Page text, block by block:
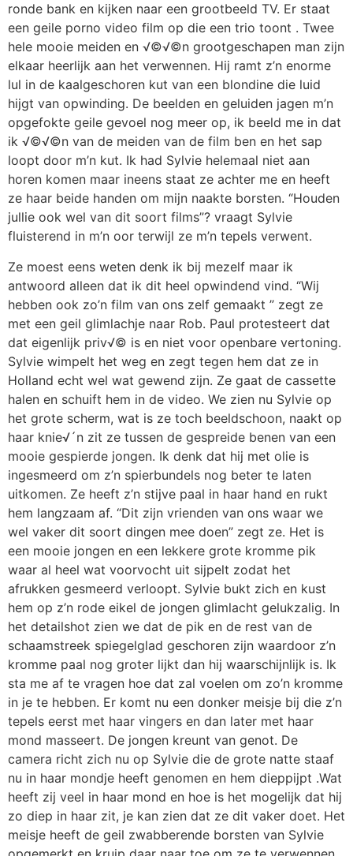
ronde bank en kijken naar een grootbeeld TV. Er staat
een geile porno video film op die een trio toont . Twee
hele mooie meiden en √©√©n grootgeschapen man zijn
elkaar heerlijk aan het verwennen. Hij ramt z’n enorme
lul in de kaalgeschoren kut van een blondine die luid
hijgt van opwinding. De beelden en geluiden jagen m’n
opgefokte geile gevoel nog meer op, ik beeld me in dat
ik √©√©n van de meiden van de film ben en het sap
loopt door m’n kut. Ik had Sylvie helemaal niet aan
horen komen maar ineens staat ze achter me en heeft
ze haar beide handen om mijn naakte borsten. “Houden
jullie ook wel van dit soort films”? vraagt Sylvie
fluisterend in m’n oor terwijl ze m’n tepels verwent.
Ze moest eens weten denk ik bij mezelf maar ik
antwoord alleen dat ik dit heel opwindend vind. “Wij
hebben ook zo’n film van ons zelf gemaakt ” zegt ze
met een geil glimlachje naar Rob. Paul protesteert dat
dat eigenlijk priv√© is en niet voor openbare vertoning.
Sylvie wimpelt het weg en zegt tegen hem dat ze in
Holland echt wel wat gewend zijn. Ze gaat de cassette
halen en schuift hem in de video. We zien nu Sylvie op
het grote scherm, wat is ze toch beeldschoon, naakt op
haar knie√´n zit ze tussen de gespreide benen van een
mooie gespierde jongen. Ik denk dat hij met olie is
ingesmeerd om z’n spierbundels nog beter te laten
uitkomen. Ze heeft z’n stijve paal in haar hand en rukt
hem langzaam af. “Dit zijn vrienden van ons waar we
wel vaker dit soort dingen mee doen” zegt ze. Het is
een mooie jongen en een lekkere grote kromme pik
waar al heel wat voorvocht uit sijpelt zodat het
afrukken gesmeerd verloopt. Sylvie bukt zich en kust
hem op z’n rode eikel de jongen glimlacht gelukzalig. In
het detailshot zien we dat de pik en de rest van de
schaamstreek spiegelglad geschoren zijn waardoor z’n
kromme paal nog groter lijkt dan hij waarschijnlijk is. Ik
sta me af te vragen hoe dat zal voelen om zo’n kromme
in je te hebben. Er komt nu een donker meisje bij die z’n
tepels eerst met haar vingers en dan later met haar
mond masseert. De jongen kreunt van genot. De
camera richt zich nu op Sylvie die de grote natte staaf
nu in haar mondje heeft genomen en hem dieppijpt .Wat
heeft zij veel in haar mond en hoe is het mogelijk dat hij
zo diep in haar zit, je kan zien dat ze dit vaker doet. Het
meisje heeft de geil zwabberende borsten van Sylvie